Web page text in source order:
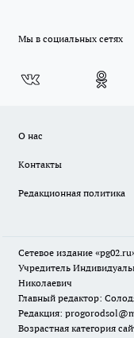
Мы в социальных сетях
О нас
Контакты
Редакционная политика
Сетевое издание
Учредитель
Николаевич
Главный редактор:
Редакция:
Возрастная категория